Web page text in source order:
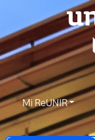
Mi ReUNIR